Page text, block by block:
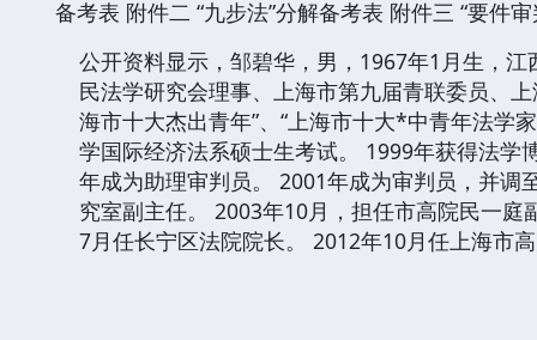
备考表 附件二 “九步法”分解备考表 附件三 “要件
公开资料显示，邹碧华，男，1967年1月生，
民法学研究会理事、上海市第九届青联委员、
海市十大杰出青年”、“上海市十大*中青年法学
学国际经济法系硕士生考试。 1999年获得法
年成为助理审判员。 2001年成为审判员，并
究室副主任。 2003年10月，担任市高院民一
7月任长宁区法院院长。 2012年10月任上海市